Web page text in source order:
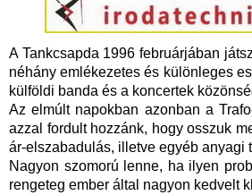
A Tankcsapda 1996 februárjában
néhány emlékezetes és különleges
külföldi banda és a koncertek
Az elmúlt napokban azonban a
azzal fordult hozzánk, hogy osszuk
ár-elszabadulás, illetve egyéb anyagi
Nagyon szomorú lenne, ha ilyen
rengeteg ember által nagyon kedvelt